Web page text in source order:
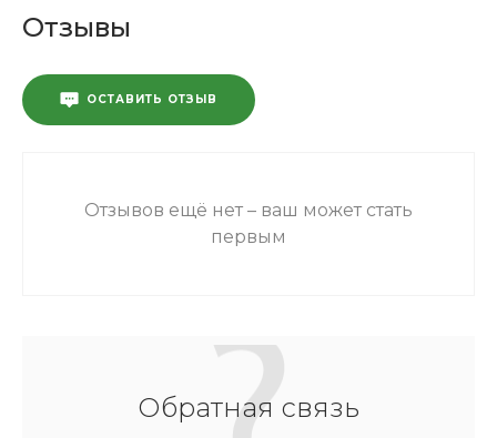
Отзывы
ОСТАВИТЬ ОТЗЫВ
Отзывов ещё нет – ваш может стать
первым
Обратная связь